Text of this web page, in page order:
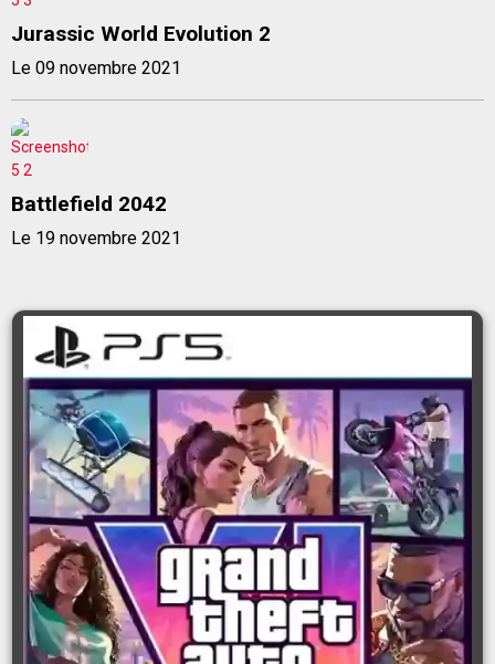
Jurassic World Evolution 2
Le 09 novembre 2021
Battlefield 2042
Le 19 novembre 2021